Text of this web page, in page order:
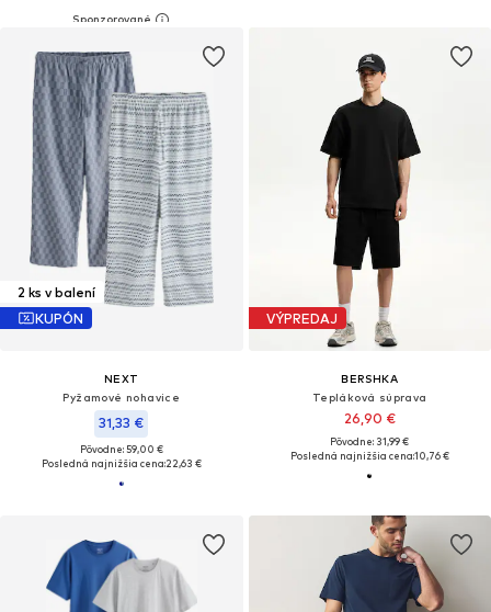
2 ks v balení
KUPÓN
NEXT
Pyžamové nohavice
31,33 €
Pôvodne: 59,00 €
Posledná najnižšia cena:22,63 €
VÝPREDAJ
BERSHKA
Tepláková súprava
26,90 €
Pôvodne: 31,99 €
Posledná najnižšia cena:10,76 €